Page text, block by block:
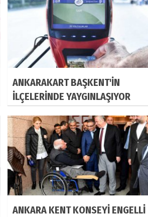
ANKARAKART BAŞKENT'İN
İLÇELERİNDE YAYGINLAŞIYOR
ANKARA KENT KONSEYİ ENGELLİ